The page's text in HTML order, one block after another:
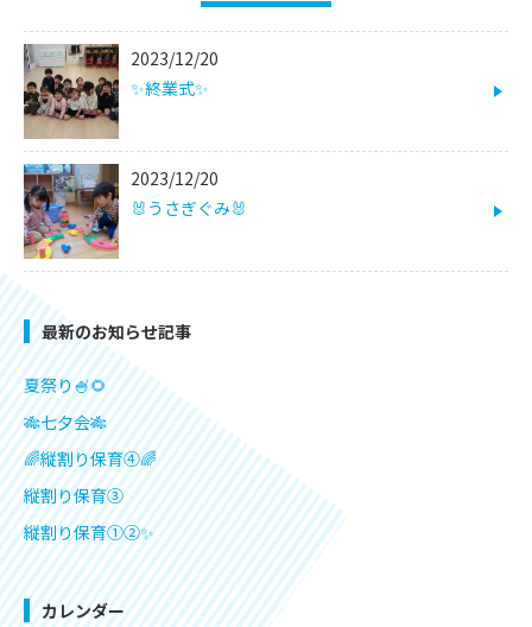
2023/12/20
✨終業式✨
2023/12/20
🐰うさぎぐみ🐰
最新のお知らせ記事
夏祭り🍧🌻
🎋七夕会🎋
🌈縦割り保育④🌈
縦割り保育③
縦割り保育①②✨
カレンダー